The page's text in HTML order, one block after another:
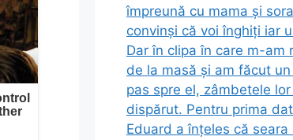
împreună cu mama și
convinși că voi înghiți iar
Dar în clipa în care m-am
de la masă și am făcut
pas spre el, zâmbetele lor
dispărut. Pentru prima
Eduard a înțeles că seara